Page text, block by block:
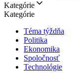
Kategórie
Kategórie
Téma týždňa
Politika
Ekonomika
Spoločnosť
Technológie